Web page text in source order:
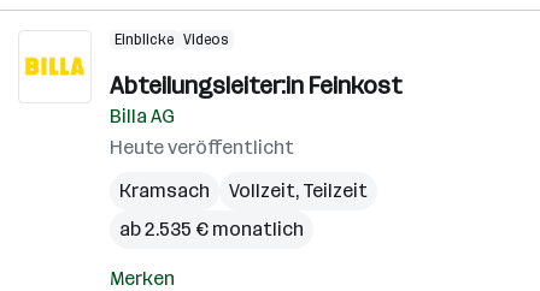
Einblicke Videos
Abteilungsleiter:in Feinkost
Billa AG
Heute veröffentlicht
Kramsach
Vollzeit, Teilzeit
ab 2.535 € monatlich
Merken